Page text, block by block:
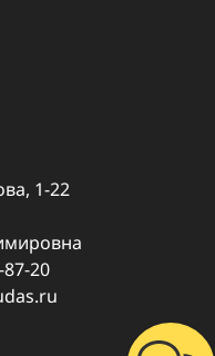
1-22
20